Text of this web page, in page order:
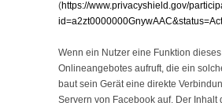
(https://www.privacyshield.gov/
Wenn ein Nutzer eine Funktion dieses
Onlineangebotes aufruft, die ein
baut sein Gerät eine direkte
Servern von Facebook auf. Der Inhalt